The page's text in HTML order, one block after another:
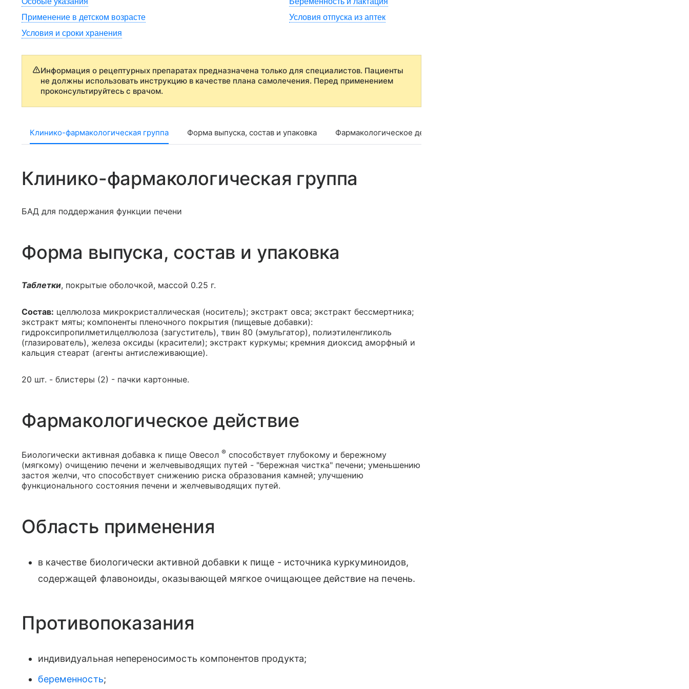
Применение в детском возрасте
Условия отпуска из аптек
Условия и сроки хранения
Информация о рецептурных препаратах предназначена только для специалистов. Пациенты
не должны использовать инструкцию в качестве плана самолечения. Перед применением
проконсультируйтесь с врачом.
Клинико-фармакологическая группа Форма выпуска, состав и упаковка Фармакологическое действие
Клинико-фармакологическая группа
БАД для поддержания функции печени
Форма выпуска, состав и упаковка
Таблетки, покрытые оболочкой, массой 0.25 г.
Состав: целлюлоза микрокристаллическая (носитель); экстракт овса; экстракт бессмертника;
экстракт мяты; компоненты пленочного покрытия (пищевые добавки):
гидроксипропилметилцеллюлоза (загуститель), твин 80 (эмульгатор), полиэтиленгликоль
(глазирователь), железа оксиды (красители); экстракт куркумы; кремния диоксид аморфный и
кальция стеарат (агенты антислеживающие).
20 шт. - блистеры (2) - пачки картонные.
Фармакологическое действие
Биологически активная добавка к пище Овесол ® способствует глубокому и бережному
(мягкому) очищению печени и желчевыводящих путей - "бережная чистка" печени; уменьшению
застоя желчи, что способствует снижению риска образования камней; улучшению
функционального состояния печени и желчевыводящих путей.
Область применения
в качестве биологически активной добавки к пище - источника куркуминоидов,
содержащей флавоноиды, оказывающей мягкое очищающее действие на печень.
Противопоказания
индивидуальная непереносимость компонентов продукта;
беременность;